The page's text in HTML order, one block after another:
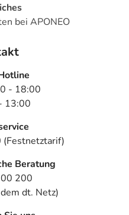
bei APONEO
- 18:00
13:00
Beratung
200
dt. Netz)